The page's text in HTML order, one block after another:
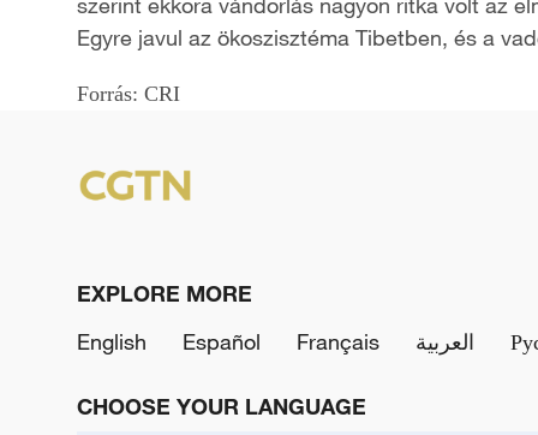
Egyre javul az ökoszisztéma Tibetben, és a
Forrás: CRI
EXPLORE MORE
English
Español Français العربية
CHOOSE YOUR LANGUAGE